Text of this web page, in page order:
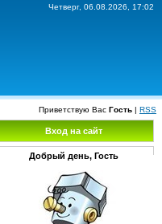
Четверг, 06.08.2026, 17:02
Приветствую Вас Гость | RSS
Вход на сайт
Добрый день, Гость